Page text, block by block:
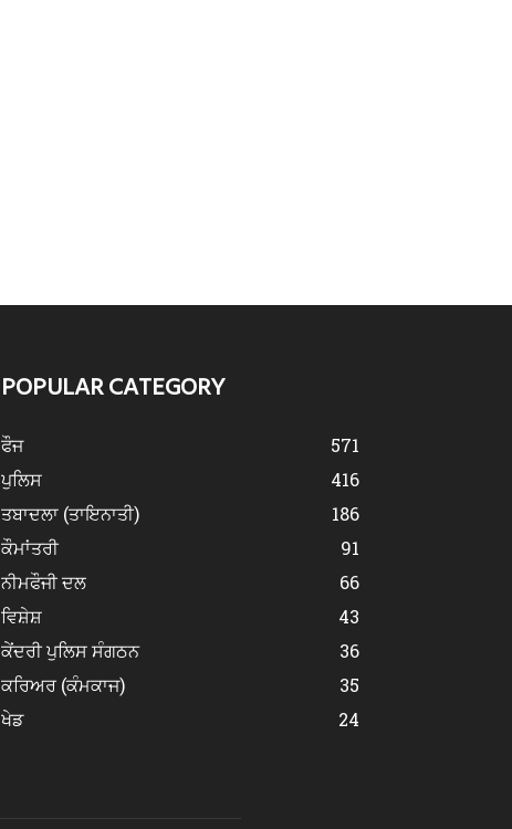
POPULAR CATEGORY
ਫੌਜ
571
ਪੁਲਿਸ
416
ਤਬਾਦਲਾ (ਤਾਇਨਾਤੀ)
186
ਕੌਮਾਂਤਰੀ
91
ਨੀਮਫੌਜੀ ਦਲ
66
ਵਿਸ਼ੇਸ਼
43
ਕੇਂਦਰੀ ਪੁਲਿਸ ਸੰਗਠਨ
36
ਕਰਿਅਰ (ਕੰਮਕਾਜ)
35
ਖੇਡ
24